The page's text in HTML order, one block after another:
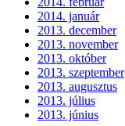
2014. január
2013. december
2013. november
2013. október
2013. szeptember
2013. augusztus
2013. július
2013. június